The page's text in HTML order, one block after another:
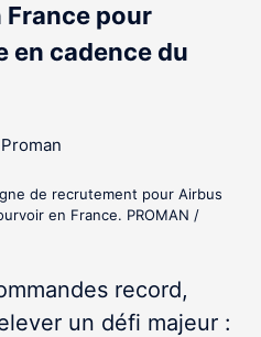
pour
en cadence du
de recrutement pour Airbus
en France. PROMAN /
record,
un défi majeur :